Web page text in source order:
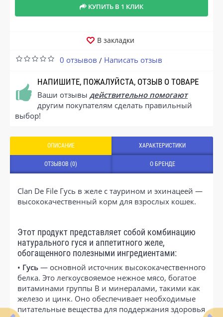
КУПИТЬ В 1 КЛИК
В закладки
0 отзывов / Написать отзыв
НАПИШИТЕ, ПОЖАЛУЙСТА, ОТЗЫВ О ТОВАРЕ
Ваши отзывы действительно помогают
другим покупателям сделать правильный
выбор!
ОПИСАНИЕ ХАРАКТЕРИСТИКИ
ОТЗЫВОВ (0) О БРЕНДЕ
Clan De File Гусь в желе с таурином и эхинацеей —
высококачественный корм для взрослых кошек.
Этот продукт представляет собой комбинацию
натурального гуся и аппетитного желе,
обогащенного полезными ингредиентами:
• Гусь — основной источник высококачественного
белка. Это легкоусвояемое нежное мясо, богатое
витаминами группы В и минералами, такими как
железо и цинк. Оно обеспечивает необходимые
питательные вещества для поддержания здоровья